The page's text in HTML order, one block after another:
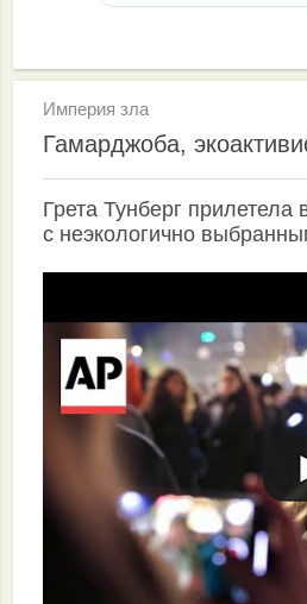
Империя зла
Гамарджоба,
Грета Тунберг
с неэкологично